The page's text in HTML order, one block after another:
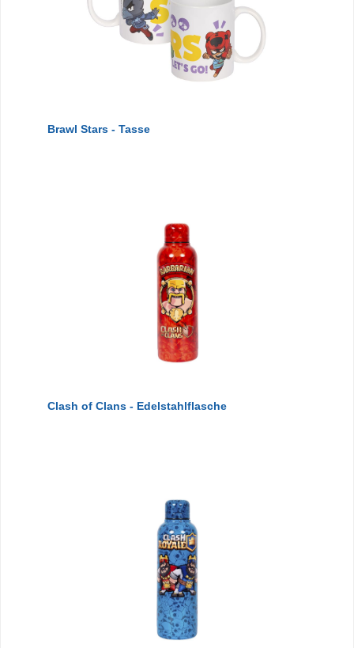
Brawl Stars - Tasse
Clash of Clans - Edelstahlflasche